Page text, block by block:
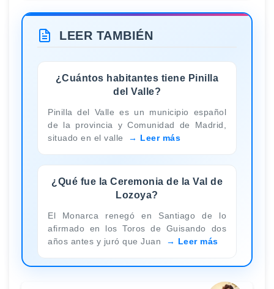
LEER TAMBIÉN
¿Cuántos habitantes tiene Pinilla
del Valle?
Pinilla del Valle es un municipio español
de la provincia y Comunidad de Madrid,
situado en el valle
Leer más
¿Qué fue la Ceremonia de la Val de
Lozoya?
El Monarca renegó en Santiago de lo
afirmado en los Toros de Guisando dos
años antes y juró que Juan
Leer más